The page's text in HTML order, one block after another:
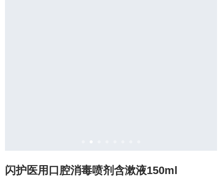
闪护医用口腔消毒喷剂含漱液150ml